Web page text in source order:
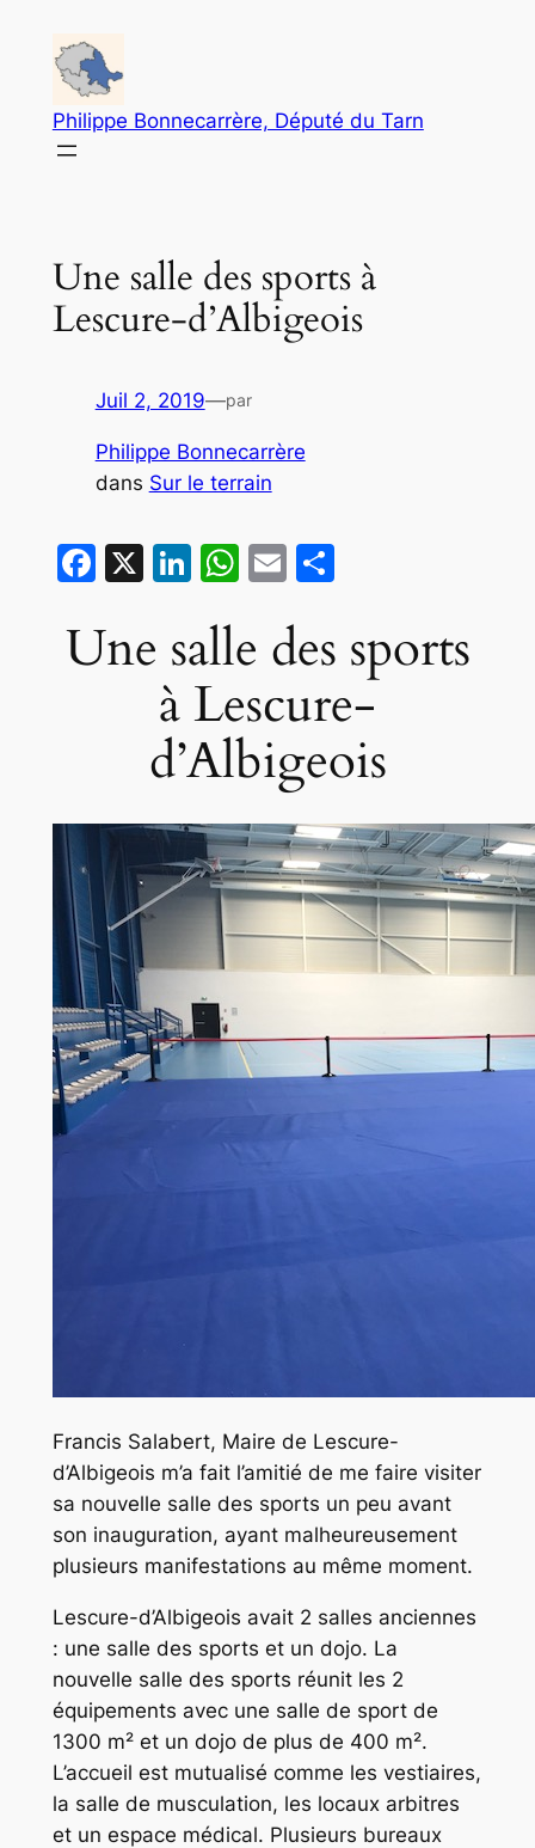
contenu
Philippe Bonnecarrère, Député du Tarn
Une salle des sports à
Lescure-d’Albigeois
Juil 2, 2019—par
Philippe Bonnecarrère
dans Sur le terrain
Facebook
X LinkedIn
WhatsApp
EmailPartager
Une salle des sports
à Lescure-
d’Albigeois
Francis Salabert, Maire de Lescure-
d’Albigeois m’a fait l’amitié de me faire visiter
sa nouvelle salle des sports un peu avant
son inauguration, ayant malheureusement
plusieurs manifestations au même moment.
Lescure-d’Albigeois avait 2 salles anciennes
: une salle des sports et un dojo. La
nouvelle salle des sports réunit les 2
équipements avec une salle de sport de
1300 m² et un dojo de plus de 400 m².
L’accueil est mutualisé comme les vestiaires,
la salle de musculation, les locaux arbitres
et un espace médical. Plusieurs bureaux